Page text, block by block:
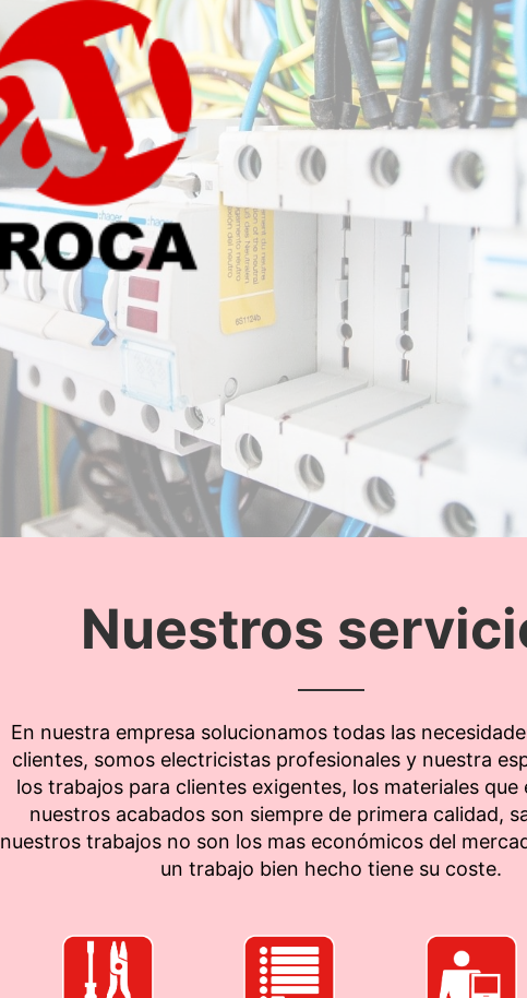
Nuestros
En nuestra empresa solucionamos todas las
clientes, somos electricistas profesionales y nuestra
los trabajos para clientes exigentes, los materiales que
nuestros acabados son siempre de primera calidad,
nuestros trabajos no son los mas económicos del
un trabajo bien hecho tiene su coste.